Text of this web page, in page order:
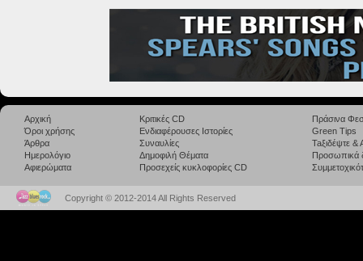
Αρχική
Όροι χρήσης
Άρθρα
Ημερολόγιο
Αφιερώματα
Κριτικές CD
Ενδιαφέρουσες Ιστορίες
Συναυλίες
Δημοφιλή Θέματα
Προσεχείς κυκλοφορίες CD
Πράσινα
Green Tips
Taξιδέψτε
Προσωπικά
Copyright © 2012-2014 All Rights Reserved